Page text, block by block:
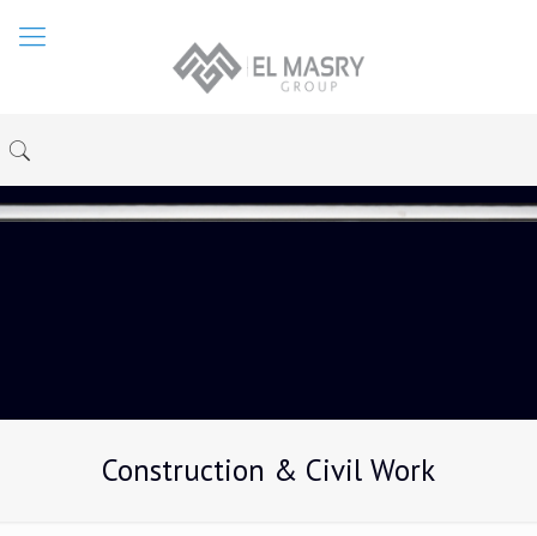
Construction & Civil Work